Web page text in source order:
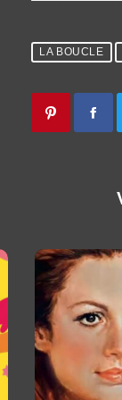
LA BOUCLE